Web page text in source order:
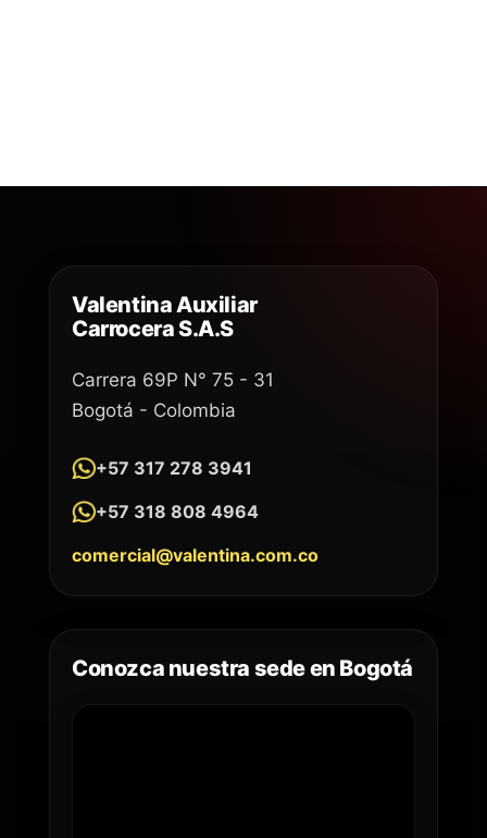
Valentina Auxiliar
Carrocera S.A.S
Carrera 69P N° 75 - 31
Bogotá - Colombia
+57 317 278 3941
+57 318 808 4964
comercial@valentina.com.co
Conozca nuestra sede en Bogotá